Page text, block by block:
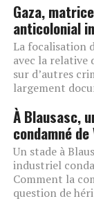
Gaza,
anticolonial
La focalisation
avec la relative
sur d’autres
largement
À Blausasc,
condamné
Un stade à
industriel
Comment la
question de